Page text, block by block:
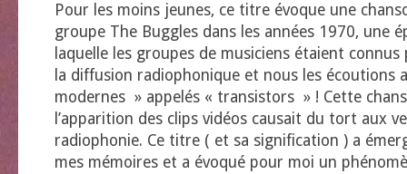
Pour les moins jeunes, ce titre évoque une
groupe The Buggles dans les années 1970, une
laquelle les groupes de musiciens étaient
la diffusion radiophonique et nous les écoutions
modernes » appelés « transistors » ! Cette
l’apparition des clips vidéos causait du tort aux
radiophonie. Ce titre ( et sa signification ) a
mes mémoires et a évoqué pour moi un